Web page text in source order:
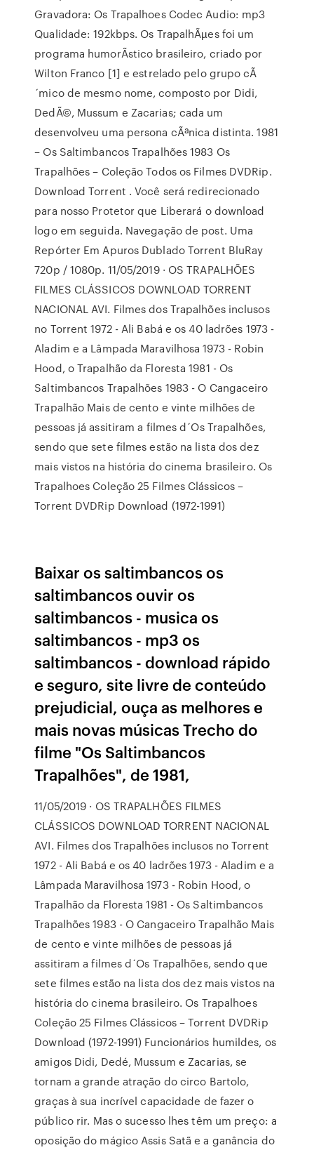
Gravadora: Os Trapalhoes Codec Audio: mp3
Qualidade: 192kbps. Os TrapalhÃµes foi um
programa humorÃ­stico brasileiro, criado por
Wilton Franco [1] e estrelado pelo grupo cÃ
´mico de mesmo nome, composto por Didi,
DedÃ©, Mussum e Zacarias; cada um
desenvolveu uma persona cÃªnica distinta. 1981
– Os Saltimbancos Trapalhões 1983 Os
Trapalhões – Coleção Todos os Filmes DVDRip.
Download Torrent . Você será redirecionado
para nosso Protetor que Liberará o download
logo em seguida. Navegação de post. Uma
Repórter Em Apuros Dublado Torrent BluRay
720p / 1080p. 11/05/2019 · OS TRAPALHÕES
FILMES CLÁSSICOS DOWNLOAD TORRENT
NACIONAL AVI. Filmes dos Trapalhões inclusos
no Torrent 1972 - Ali Babá e os 40 ladrões 1973 -
Aladim e a Lâmpada Maravilhosa 1973 - Robin
Hood, o Trapalhão da Floresta 1981 - Os
Saltimbancos Trapalhões 1983 - O Cangaceiro
Trapalhão Mais de cento e vinte milhões de
pessoas já assitiram a filmes d´Os Trapalhões,
sendo que sete filmes estão na lista dos dez
mais vistos na história do cinema brasileiro. Os
Trapalhoes Coleção 25 Filmes Clássicos –
Torrent DVDRip Download (1972-1991)
Baixar os saltimbancos os
saltimbancos ouvir os
saltimbancos - musica os
saltimbancos - mp3 os
saltimbancos - download rápido
e seguro, site livre de conteúdo
prejudicial, ouça as melhores e
mais novas músicas Trecho do
filme "Os Saltimbancos
Trapalhões", de 1981,
11/05/2019 · OS TRAPALHÕES FILMES
CLÁSSICOS DOWNLOAD TORRENT NACIONAL
AVI. Filmes dos Trapalhões inclusos no Torrent
1972 - Ali Babá e os 40 ladrões 1973 - Aladim e a
Lâmpada Maravilhosa 1973 - Robin Hood, o
Trapalhão da Floresta 1981 - Os Saltimbancos
Trapalhões 1983 - O Cangaceiro Trapalhão Mais
de cento e vinte milhões de pessoas já
assitiram a filmes d´Os Trapalhões, sendo que
sete filmes estão na lista dos dez mais vistos na
história do cinema brasileiro. Os Trapalhoes
Coleção 25 Filmes Clássicos – Torrent DVDRip
Download (1972-1991) Funcionários humildes, os
amigos Didi, Dedé, Mussum e Zacarias, se
tornam a grande atração do circo Bartolo,
graças à sua incrível capacidade de fazer o
público rir. Mas o sucesso lhes têm um preço: a
oposição do mágico Assis Satã e a ganância do